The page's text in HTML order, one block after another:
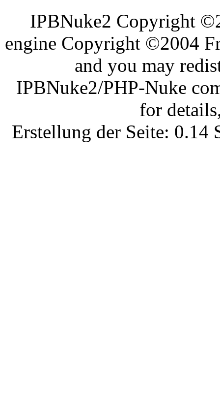
IPBNuke2 Copyright
engine Copyright ©2004
and you may
IPBNuke2/PHP-Nuke
for
Erstellung der Seite: 0.14